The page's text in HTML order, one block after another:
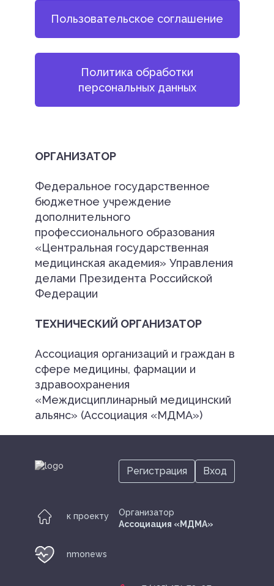
Пользовательское соглашение
Политика обработки
персональных данных
ОРГАНИЗАТОР
Федеральное государственное
бюджетное учреждение
дополнительного
профессионального образования
«Центральная государственная
медицинская академия» Управления
делами Президента Российской
Федерации
ТЕХНИЧЕСКИЙ ОРГАНИЗАТОР
Ассоциация организаций и граждан в
сфере медицины, фармации и
здравоохранения
«Междисциплинарный медицинский
альянс» (Ассоциация «МДМА»)
к проекту
nmonews
Организатор
Ассоциация «МДМА»
Регистрация Вход